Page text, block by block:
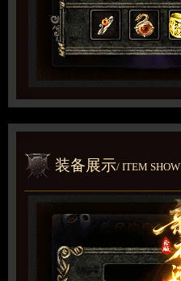
装备展示/ ITEM SHOW